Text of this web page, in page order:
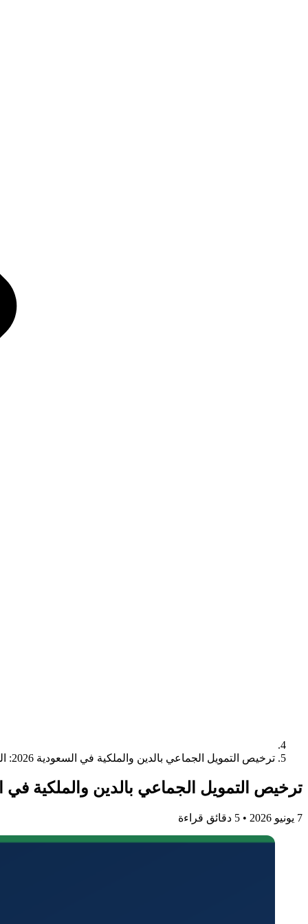
ترخيص التمويل الجماعي بالدين والملكية في السعودية 2026: الجهة والاشتراطات والخطوات
ترخيص التمويل الجماعي بالدين والملكية في السعودية 2026: الجهة
7 يونيو 2026 • 5 دقائق قراءة